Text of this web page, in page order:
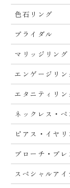
色石リング
ブライダル
マリッジリング
エンゲージリン
エタニティリン
ネックレス・ペ
ピアス・イヤリ
ブローチ・ブレ
スペシャルアイ